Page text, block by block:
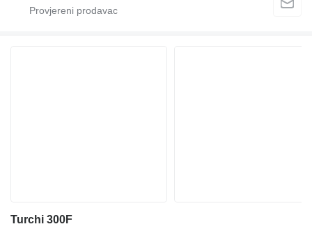
Turchi 300F